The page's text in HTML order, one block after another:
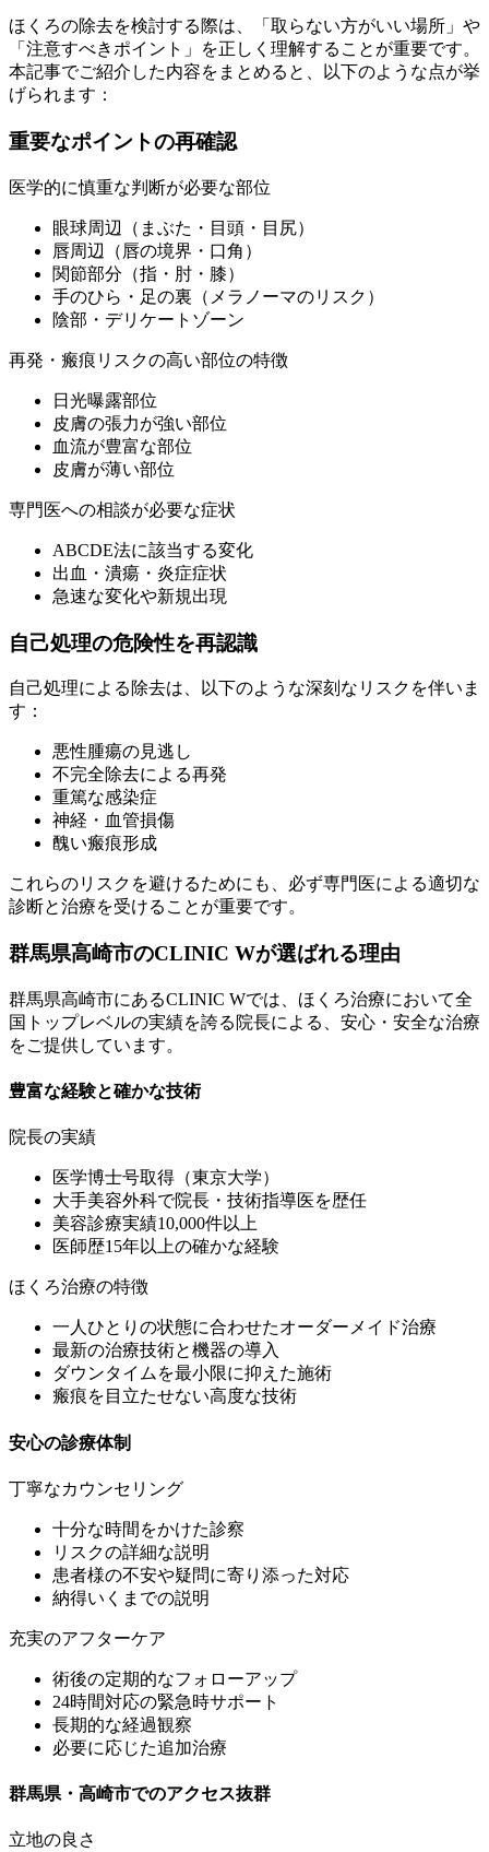
ほくろの除去を検討する際は、「取らない方がいい場所」や
「注意すべきポイント」を正しく理解することが重要です。
本記事でご紹介した内容をまとめると、以下のような点が挙
げられます：
重要なポイントの再確認
医学的に慎重な判断が必要な部位
眼球周辺（まぶた・目頭・目尻）
唇周辺（唇の境界・口角）
関節部分（指・肘・膝）
手のひら・足の裏（メラノーマのリスク）
陰部・デリケートゾーン
再発・瘢痕リスクの高い部位の特徴
日光曝露部位
皮膚の張力が強い部位
血流が豊富な部位
皮膚が薄い部位
専門医への相談が必要な症状
ABCDE法に該当する変化
出血・潰瘍・炎症症状
急速な変化や新規出現
自己処理の危険性を再認識
自己処理による除去は、以下のような深刻なリスクを伴いま
す：
悪性腫瘍の見逃し
不完全除去による再発
重篤な感染症
神経・血管損傷
醜い瘢痕形成
これらのリスクを避けるためにも、必ず専門医による適切な
診断と治療を受けることが重要です。
群馬県高崎市のCLINIC Wが選ばれる理由
群馬県高崎市にあるCLINIC Wでは、ほくろ治療において全
国トップレベルの実績を誇る院長による、安心・安全な治療
をご提供しています。
豊富な経験と確かな技術
院長の実績
医学博士号取得（東京大学）
大手美容外科で院長・技術指導医を歴任
美容診療実績10,000件以上
医師歴15年以上の確かな経験
ほくろ治療の特徴
一人ひとりの状態に合わせたオーダーメイド治療
最新の治療技術と機器の導入
ダウンタイムを最小限に抑えた施術
瘢痕を目立たせない高度な技術
安心の診療体制
丁寧なカウンセリング
十分な時間をかけた診察
リスクの詳細な説明
患者様の不安や疑問に寄り添った対応
納得いくまでの説明
充実のアフターケア
術後の定期的なフォローアップ
24時間対応の緊急時サポート
長期的な経過観察
必要に応じた追加治療
群馬県・高崎市でのアクセス抜群
立地の良さ